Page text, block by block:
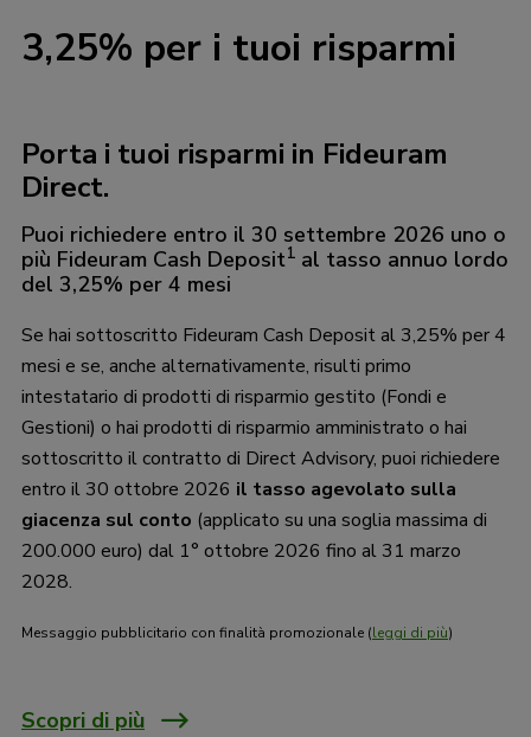
3,25% per i tuoi risparmi
Porta i tuoi risparmi in Fideuram
Direct.
Puoi richiedere entro il 30 settembre 2026 uno o
più Fideuram Cash Deposit1 al tasso annuo lordo
del 3,25% per 4 mesi
Se hai sottoscritto Fideuram Cash Deposit al 3,25% per 4
mesi e se, anche alternativamente, risulti primo
intestatario di prodotti di risparmio gestito (Fondi e
Gestioni) o hai prodotti di risparmio amministrato o hai
sottoscritto il contratto di Direct Advisory, puoi richiedere
entro il 30 ottobre 2026 il tasso agevolato sulla
giacenza sul conto (applicato su una soglia massima di
200.000 euro) dal 1° ottobre 2026 fino al 31 marzo
2028.
Messaggio pubblicitario con finalità promozionale (leggi di più)
Scopri di più